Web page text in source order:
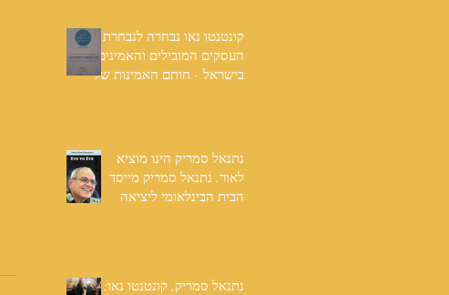
קונטנטו נאו נבחרה לנבחרת
העסקים המובילים והאמינים
בישראל - חותם האמינות של
נתנאל סמריק הינו מוציא
לאור. נתנאל סמריק מייסד
הבית הבינלאומי ליציאה
נתנאל סמריק, קונטנטו נאו: